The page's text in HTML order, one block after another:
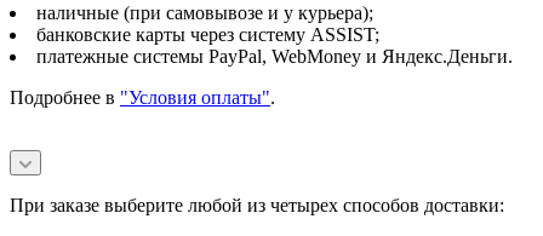
наличные (при самовывозе и у курьера);
банковские карты через систему ASSIST;
платежные системы PayPal, WebMoney и Яндекс.Деньги.
Подробнее в "Условия оплаты".
При заказе выберите любой из четырех способов доставки: